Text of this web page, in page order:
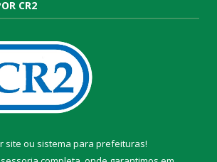
CR2
site ou sistema para prefeituras!